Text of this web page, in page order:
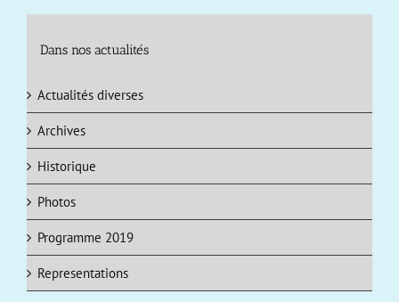
Dans nos actualités
Actualités diverses
Archives
Historique
Photos
Programme 2019
Representations